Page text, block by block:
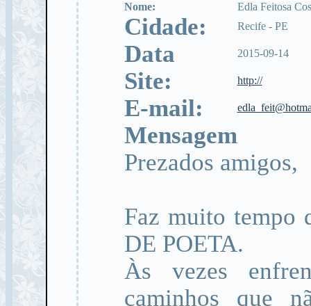
Nome: Edla Feitosa
Cidade: Recife - PE
Data 2015-09-14
Site: http://
E-mail:
Mensagem
Prezados amigos,
Faz muito tempo
DE POETA.
Às vezes
caminhos que